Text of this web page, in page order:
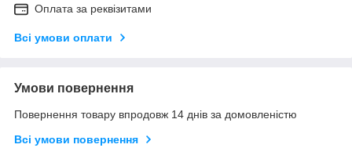
Оплата за реквізитами
Всі умови оплати
Умови повернення
Повернення товару впродовж 14 днів за домовленістю
Всі умови повернення